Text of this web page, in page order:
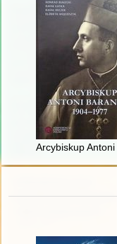
Arcybiskup